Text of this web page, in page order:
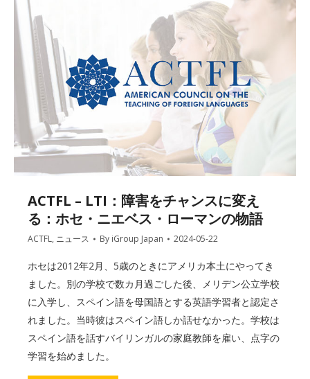
ACTFL – LTI：障害をチャンスに変え
る：ホセ・ニエベス・ローマンの物語
ACTFL, ニュース By iGroup Japan 2024-05-22
ホセは2012年2月、5歳のときにアメリカ本土にやってき
ました。別の学校で数カ月過ごした後、メリデン公立学校
に入学し、スペイン語を母国語とする英語学習者と認定さ
れました。当時彼はスペイン語しか話せなかった。学校は
スペイン語を話すバイリンガルの家庭教師を雇い、点字の
学習を始めました。